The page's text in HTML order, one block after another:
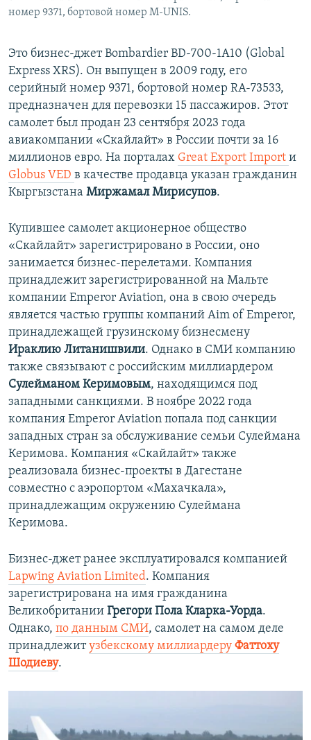
номер 9371, бортовой номер M-UNIS.
Это бизнес-джет Bombardier BD-700-1A10 (Global
Express XRS). Он выпущен в 2009 году, его
серийный номер 9371, бортовой номер RA-73533,
предназначен для перевозки 15 пассажиров. Этот
самолет был продан 23 сентября 2023 года
авиакомпании «Скайлайт» в России почти за 16
миллионов евро. На порталах Great Export Import и
Globus VED в качестве продавца указан гражданин
Кыргызстана Миржамал Мирисупов.
Купившее самолет акционерное общество
«Скайлайт» зарегистрировано в России, оно
занимается бизнес-перелетами. Компания
принадлежит зарегистрированной на Мальте
компании Emperor Aviation, она в свою очередь
является частью группы компаний Aim of Emperor,
принадлежащей грузинскому бизнесмену
Ираклию Литанишвили. Однако в СМИ компанию
также связывают с российским миллиардером
Сулейманом Керимовым, находящимся под
западными санкциями. В ноябре 2022 года
компания Emperor Aviation попала под санкции
западных стран за обслуживание семьи Сулеймана
Керимова. Компания «Скайлайт» также
реализовала бизнес-проекты в Дагестане
совместно с аэропортом «Махачкала»,
принадлежащим окружению Сулеймана
Керимова.
Бизнес-джет ранее эксплуатировался компанией
Lapwing Aviation Limited. Компания
зарегистрирована на имя гражданина
Великобритании Грегори Пола Кларка-Уорда.
Однако, по данным СМИ, самолет на самом деле
принадлежитузбекскому миллиардеру Фаттоху
Шодиеву.